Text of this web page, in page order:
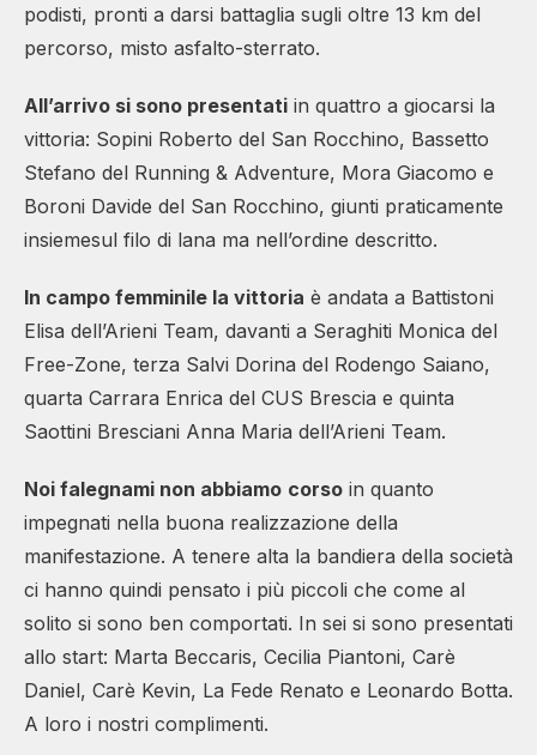
podisti, pronti a darsi battaglia sugli oltre 13 km del
percorso, misto asfalto-sterrato.
All’arrivo si sono presentati in quattro a giocarsi la
vittoria: Sopini Roberto del San Rocchino, Bassetto
Stefano del Running & Adventure, Mora Giacomo e
Boroni Davide del San Rocchino, giunti praticamente
insiemesul filo di lana ma nell’ordine descritto.
In campo femminile la vittoria è andata a Battistoni
Elisa dell’Arieni Team, davanti a Seraghiti Monica del
Free-Zone, terza Salvi Dorina del Rodengo Saiano,
quarta Carrara Enrica del CUS Brescia e quinta
Saottini Bresciani Anna Maria dell’Arieni Team.
Noi falegnami non abbiamo corso in quanto
impegnati nella buona realizzazione della
manifestazione. A tenere alta la bandiera della società
ci hanno quindi pensato i più piccoli che come al
solito si sono ben comportati. In sei si sono presentati
allo start: Marta Beccaris, Cecilia Piantoni, Carè
Daniel, Carè Kevin, La Fede Renato e Leonardo Botta.
A loro i nostri complimenti.